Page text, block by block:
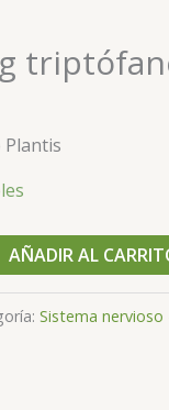
AÑADIR AL
Sistema